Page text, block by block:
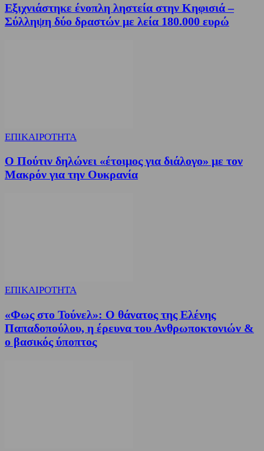
Εξιχνιάστηκε ένοπλη ληστεία στην Κηφισιά –
Σύλληψη δύο δραστών με λεία 180.000 ευρώ
ΕΠΙΚΑΙΡΟΤΗΤΑ
Ο Πούτιν δηλώνει «έτοιμος για διάλογο» με τον
Μακρόν για την Ουκρανία
ΕΠΙΚΑΙΡΟΤΗΤΑ
«Φως στο Τούνελ»: Ο θάνατος της Ελένης
Παπαδοπούλου, η έρευνα του Ανθρωποκτονιών &
ο βασικός ύποπτος